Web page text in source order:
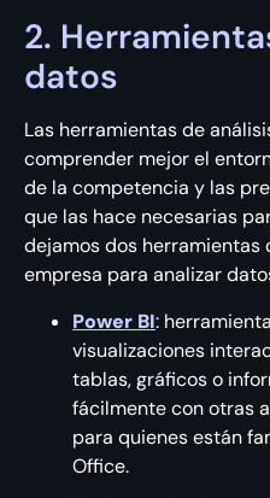
2.
datos
Las herramientas de
comprender mejor el
de la competencia y las
que las hace necesarias
dejamos dos herramientas
empresa para analizar
Power BI:
visualizaciones
tablas, gráficos o
fácilmente con otras
para quienes están
Office.